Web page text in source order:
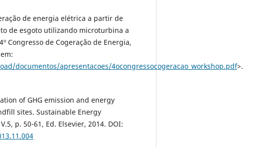
de energia elétrica a partir de
de esgoto utilizando microturbina a
Congresso de Cogeração de Energia,
documentos/apresentacoes/4ocongressocogeracao_workshop.pdf>.
of GHG emission and energy
sites. Sustainable Energy
p. 50-61, Ed. Elsevier, 2014. DOI: